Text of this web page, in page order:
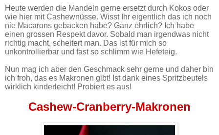
Heute werden die Mandeln gerne ersetzt durch Kokos oder
wie hier mit Cashewnüsse. Wisst Ihr eigentlich das ich noch
nie Macarons gebacken habe? Ganz ehrlich? Ich habe
einen grossen Respekt davor. Sobald man irgendwas nicht
richtig macht, scheitert man. Das ist für mich so
unkontrollierbar und fast so schlimm wie Hefeteig.
Nun mag ich aber den Geschmack sehr gerne und daher bin
ich froh, das es Makronen gibt! Ist dank eines Spritzbeutels
wirklich kinderleicht! Probiert es aus!
Cashew-Cranberry-Makronen